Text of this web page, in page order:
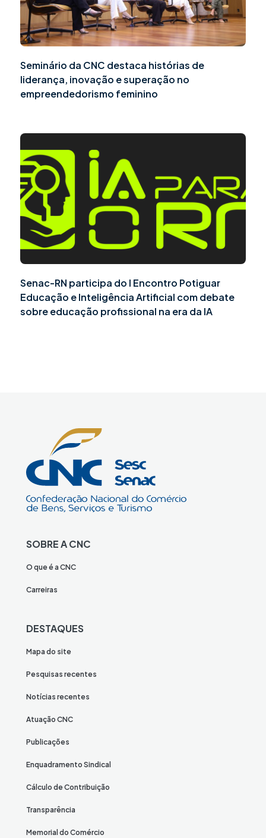
Seminário da CNC destaca histórias de
liderança, inovação e superação no
empreendedorismo feminino
Senac-RN participa do I Encontro Potiguar
Educação e Inteligência Artificial com debate
sobre educação profissional na era da IA
SOBRE A CNC
O que é a CNC
Carreiras
DESTAQUES
Mapa do site
Pesquisas recentes
Notícias recentes
Atuação CNC
Publicações
Enquadramento Sindical
Cálculo de Contribuição
Transparência
Memorial do Comércio